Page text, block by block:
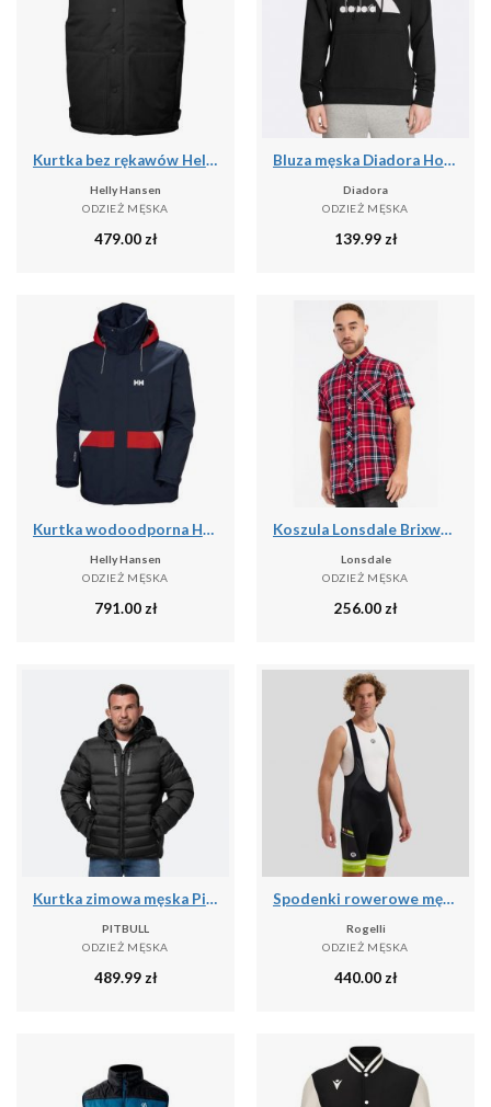
Kurtka bez rękawów Helly Hansen Escape Ins
Helly Hansen
ODZIEŻ MĘSKA
479.00 zł
Bluza męska Diadora Hoodie Core
Diadora
ODZIEŻ MĘSKA
139.99 zł
Kurtka wodoodporna Helly Hansen Koster
Helly Hansen
ODZIEŻ MĘSKA
791.00 zł
Koszula Lonsdale Brixworth
Lonsdale
ODZIEŻ MĘSKA
256.00 zł
Kurtka zimowa męska Pitbull Crestline Padded Hooded
PITBULL
ODZIEŻ MĘSKA
489.99 zł
Spodenki rowerowe męskie Rogelli GARA MOSTRO II
Rogelli
ODZIEŻ MĘSKA
440.00 zł